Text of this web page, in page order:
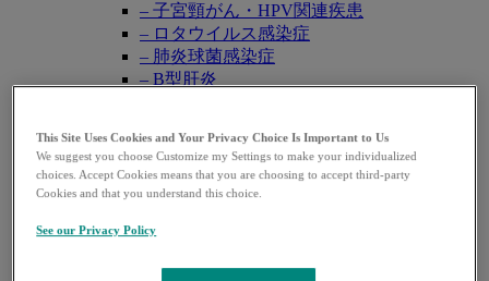
– 子宮頸がん・HPV関連疾患
– ロタウイルス感染症
– 肺炎球菌感染症
– B型肝炎
– 感染症 TOP
– COVID-19
– サイトメガロウイルス感染症
– 真菌感染症
This Site Uses Cookies and Your Privacy Choice Is Important to Us
We suggest you choose Customize my Settings to make your individualized
choices. Accept Cookies means that you are choosing to accept third-party
Cookies and that you understand this choice.
See our Privacy Policy